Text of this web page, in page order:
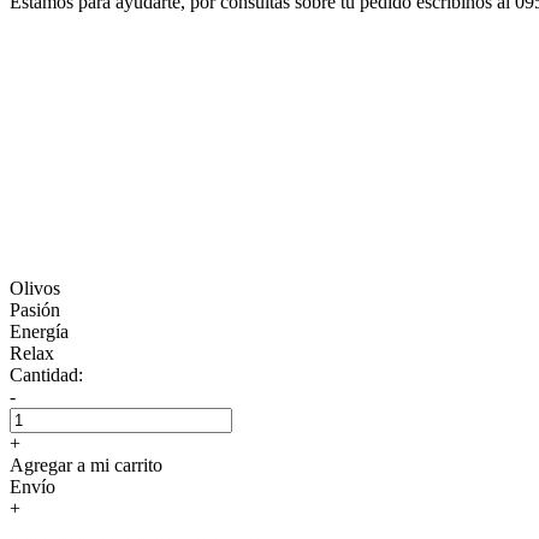
Olivos
Pasión
Energía
Relax
Cantidad:
-
+
Agregar a mi carrito
Envío
+